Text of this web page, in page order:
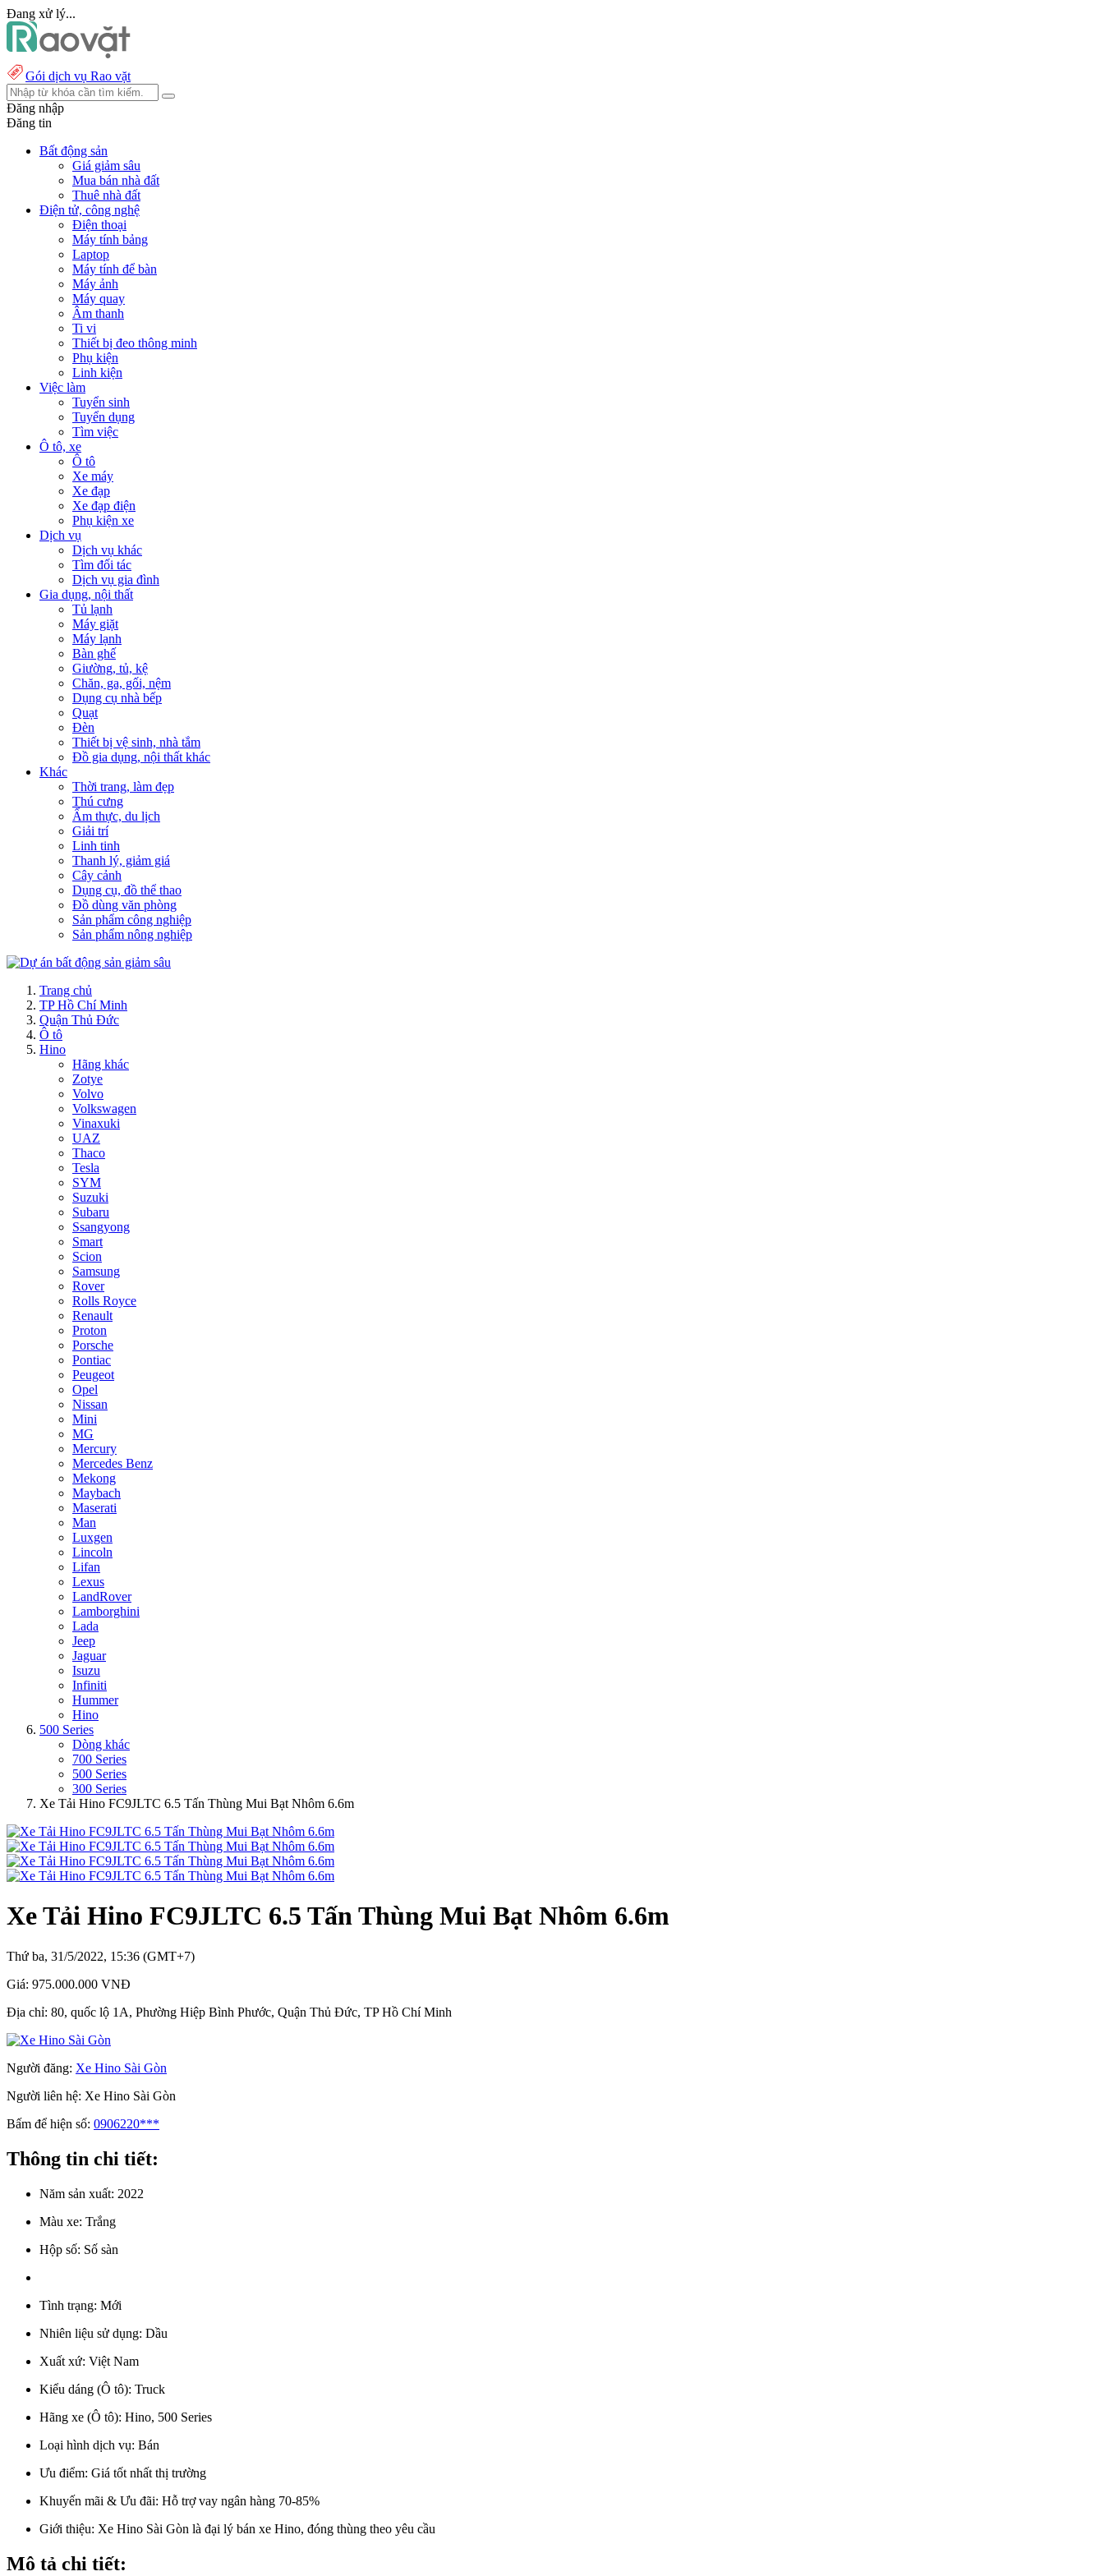
Đang xử lý...
Gói dịch vụ Rao vặt
Đăng nhập
Đăng tin
Bất động sản
Giá giảm sâu
Mua bán nhà đất
Thuê nhà đất
Điện tử, công nghệ
Điện thoại
Máy tính bảng
Laptop
Máy tính để bàn
Máy ảnh
Máy quay
Âm thanh
Ti vi
Thiết bị đeo thông minh
Phụ kiện
Linh kiện
Việc làm
Tuyển sinh
Tuyển dụng
Tìm việc
Ô tô, xe
Ô tô
Xe máy
Xe đạp
Xe đạp điện
Phụ kiện xe
Dịch vụ
Dịch vụ khác
Tìm đối tác
Dịch vụ gia đình
Gia dụng, nội thất
Tủ lạnh
Máy giặt
Máy lạnh
Bàn ghế
Giường, tủ, kệ
Chăn, ga, gối, nệm
Dụng cụ nhà bếp
Quạt
Đèn
Thiết bị vệ sinh, nhà tắm
Đồ gia dụng, nội thất khác
Khác
Thời trang, làm đẹp
Thú cưng
Ẩm thực, du lịch
Giải trí
Linh tinh
Thanh lý, giảm giá
Cây cảnh
Dụng cụ, đồ thể thao
Đồ dùng văn phòng
Sản phẩm công nghiệp
Sản phẩm nông nghiệp
Trang chủ
TP Hồ Chí Minh
Quận Thủ Đức
Ô tô
Hino
Hãng khác
Zotye
Volvo
Volkswagen
Vinaxuki
UAZ
Thaco
Tesla
SYM
Suzuki
Subaru
Ssangyong
Smart
Scion
Samsung
Rover
Rolls Royce
Renault
Proton
Porsche
Pontiac
Peugeot
Opel
Nissan
Mini
MG
Mercury
Mercedes Benz
Mekong
Maybach
Maserati
Man
Luxgen
Lincoln
Lifan
Lexus
LandRover
Lamborghini
Lada
Jeep
Jaguar
Isuzu
Infiniti
Hummer
Hino
500 Series
Dòng khác
700 Series
500 Series
300 Series
Xe Tải Hino FC9JLTC 6.5 Tấn Thùng Mui Bạt Nhôm 6.6m
Xe Tải Hino FC9JLTC 6.5 Tấn Thùng Mui Bạt Nhôm 6.6m
Thứ ba, 31/5/2022, 15:36 (GMT+7)
Giá: 975.000.000 VNĐ
Địa chỉ: 80, quốc lộ 1A, Phường Hiệp Bình Phước, Quận Thủ Đức, TP Hồ Chí Minh
Người đăng: Xe Hino Sài Gòn
Người liên hệ: Xe Hino Sài Gòn
Bấm để hiện số: 0906220***
Thông tin chi tiết:
Năm sản xuất: 2022
Màu xe: Trắng
Hộp số: Số sàn
Tình trạng: Mới
Nhiên liệu sử dụng: Dầu
Xuất xứ: Việt Nam
Kiểu dáng (Ô tô): Truck
Hãng xe (Ô tô): Hino, 500 Series
Loại hình dịch vụ: Bán
Ưu điểm: Giá tốt nhất thị trường
Khuyến mãi & Ưu đãi: Hỗ trợ vay ngân hàng 70-85%
Giới thiệu: Xe Hino Sài Gòn là đại lý bán xe Hino, đóng thùng theo yêu cầu
Mô tả chi tiết: